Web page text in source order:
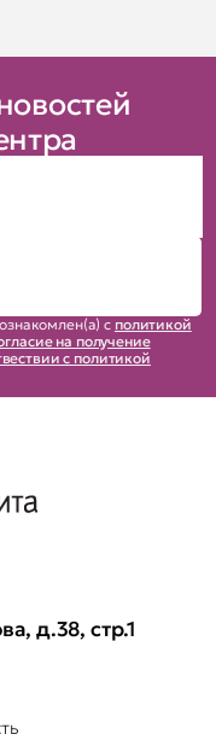
с политикой
на получение
с политикой
д.38, стр.1